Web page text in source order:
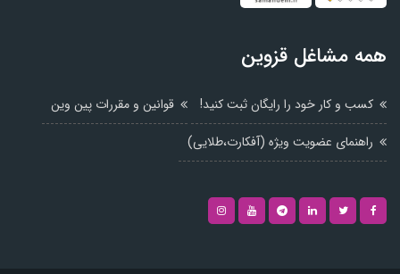
همه مشاغل قزوین
کسب و کار خود را رایگان ثبت کنید!
قوانین و مقررات پین وین
راهنمای عضویت ویژه (آفکارت،طلایی)